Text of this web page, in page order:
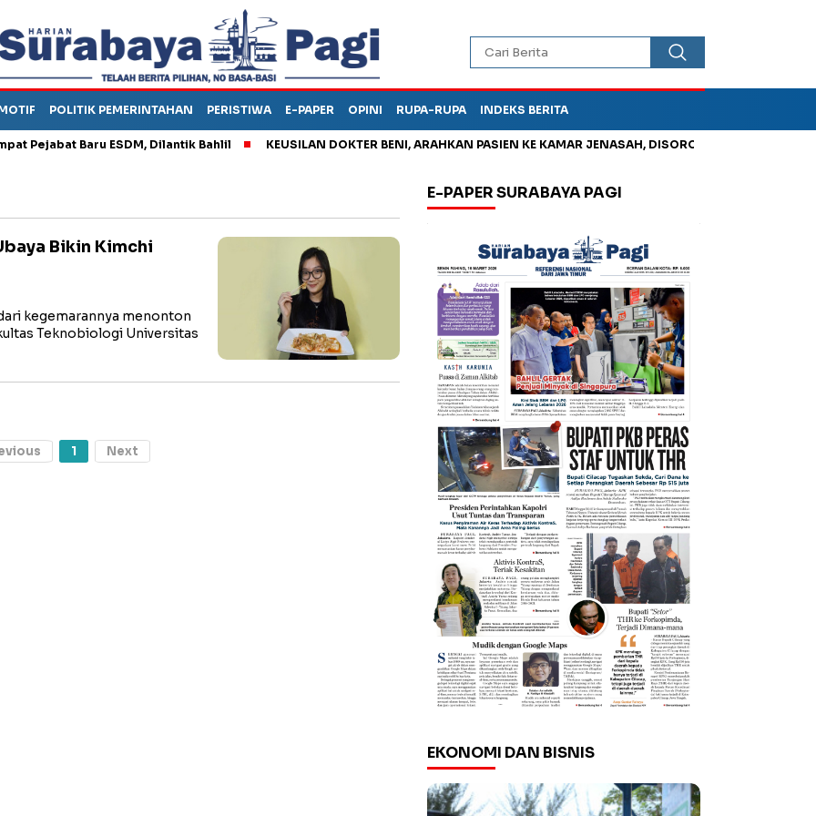
POLITIK PEMERINTAHAN PERISTIWA E-PAPER OPINI RUPA-RUPA INDEKS BERITA
Baru ESDM, Dilantik Bahlil KEUSILAN DOKTER BENI, ARAHKAN PASIEN KE KAMAR JENASAH, DISOROT
Bikin Kimchi
kegemarannya menonton
Teknobiologi Universitas
1 Next
E-PAPER SURABAYA PAGI
EKONOMI DAN BISNIS